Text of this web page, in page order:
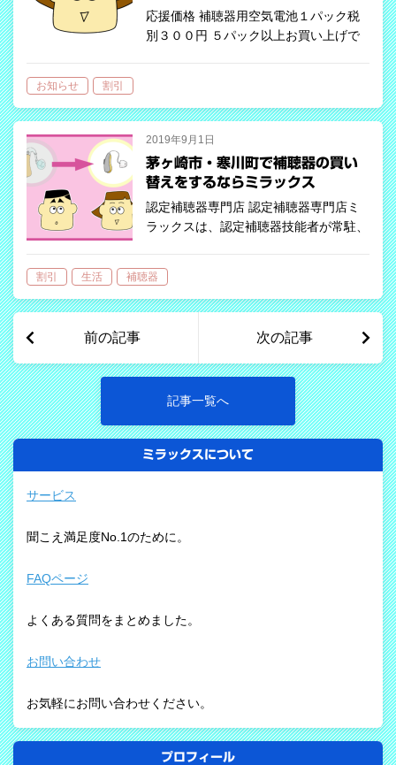
応援価格 補聴器用空気電池１パック税
別３００円 ５パック以上お買い上げで
お知らせ 割引
2019年9月1日
茅ヶ崎市・寒川町で補聴器の買い
替えをするならミラックス
認定補聴器専門店 認定補聴器専門店ミ
ラックスは、認定補聴器技能者が常駐、
す。 買い替え前のレンタルも可能です
ので是非ご利用ください。 補聴器の買
い替え理由として、使用していた補聴器
割引 生活 補聴器
前の記事 次の記事
記事一覧へ
ミラックスについて
サービス
聞こえ満足度No.1のために。
FAQページ
よくある質問をまとめました。
お問い合わせ
お気軽にお問い合わせください。
プロフィール